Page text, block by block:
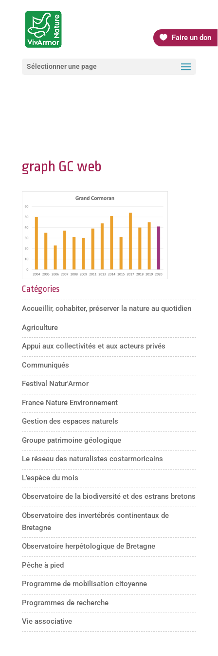
Faire un don
Sélectionner une page
graph GC web
Catégories
Accueillir, cohabiter, préserver la nature au quotidien
Agriculture
Appui aux collectivités et aux acteurs privés
Communiqués
Festival Natur'Armor
France Nature Environnement
Gestion des espaces naturels
Groupe patrimoine géologique
Le réseau des naturalistes costarmoricains
L’espèce du mois
Observatoire de la biodiversité et des estrans bretons
Observatoire des invertébrés continentaux de
Bretagne
Observatoire herpétologique de Bretagne
Pêche à pied
Programme de mobilisation citoyenne
Programmes de recherche
Vie associative